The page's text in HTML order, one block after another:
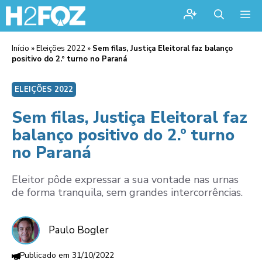
Início »Eleições 2022 » Sem filas, Justiça Eleitoral faz balanço
positivo do 2.º turno no Paraná
ELEIÇÕES 2022
Sem filas, Justiça Eleitoral faz
balanço positivo do 2.º turno
no Paraná
Eleitor pôde expressar a sua vontade nas urnas
de forma tranquila, sem grandes intercorrências.
Paulo Bogler
31/10/2022